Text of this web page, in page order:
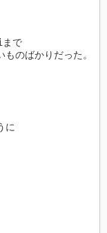
まで
ものばかりだった。
に